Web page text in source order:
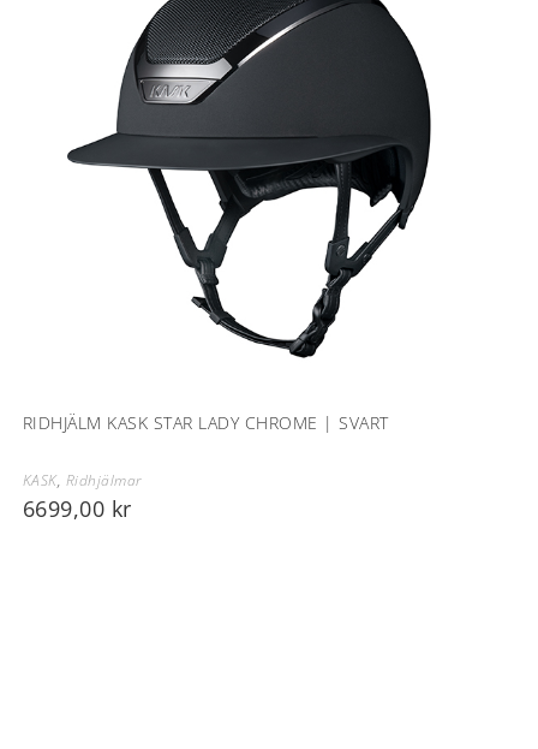
RIDHJÄLM KASK STAR LADY CHROME | SVART
KASK, Ridhjälmar
6699,00 kr